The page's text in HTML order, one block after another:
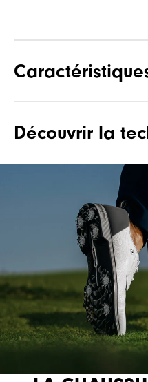
Découvrir la